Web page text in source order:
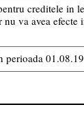
creditele in
va avea efecte